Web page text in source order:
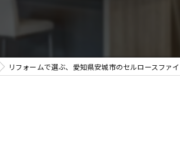
リフォームで選ぶ、愛知県安城市のセルロースファ